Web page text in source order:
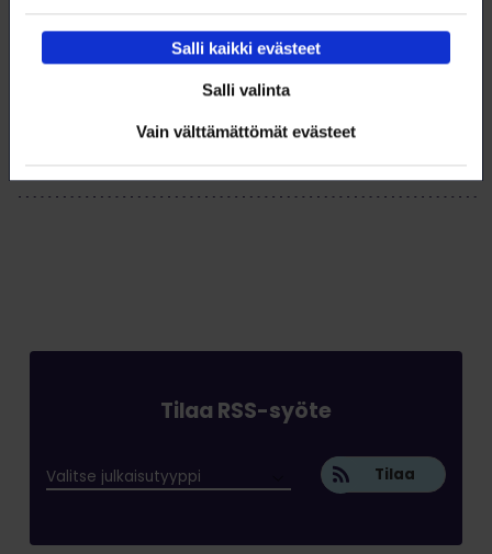
Salli kaikki evästeet
Salli valinta
Vain välttämättömät evästeet
Lataa artikkeli
Tilaa RSS-syöte
Tilaa